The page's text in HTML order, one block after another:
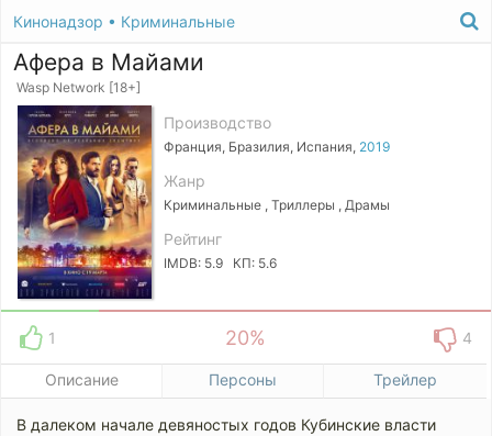
Кинонадзор • Криминальные
Афера в Майами
Wasp Network [18+]
Производство
Франция, Бразилия, Испания, 2019
Жанр
Криминальные , Триллеры , Драмы
Рейтинг
IMDB: 5.9 КП: 5.6
1 20% 4
Описание Персоны Трейлер
В далеком начале девяностых годов Кубинские власти